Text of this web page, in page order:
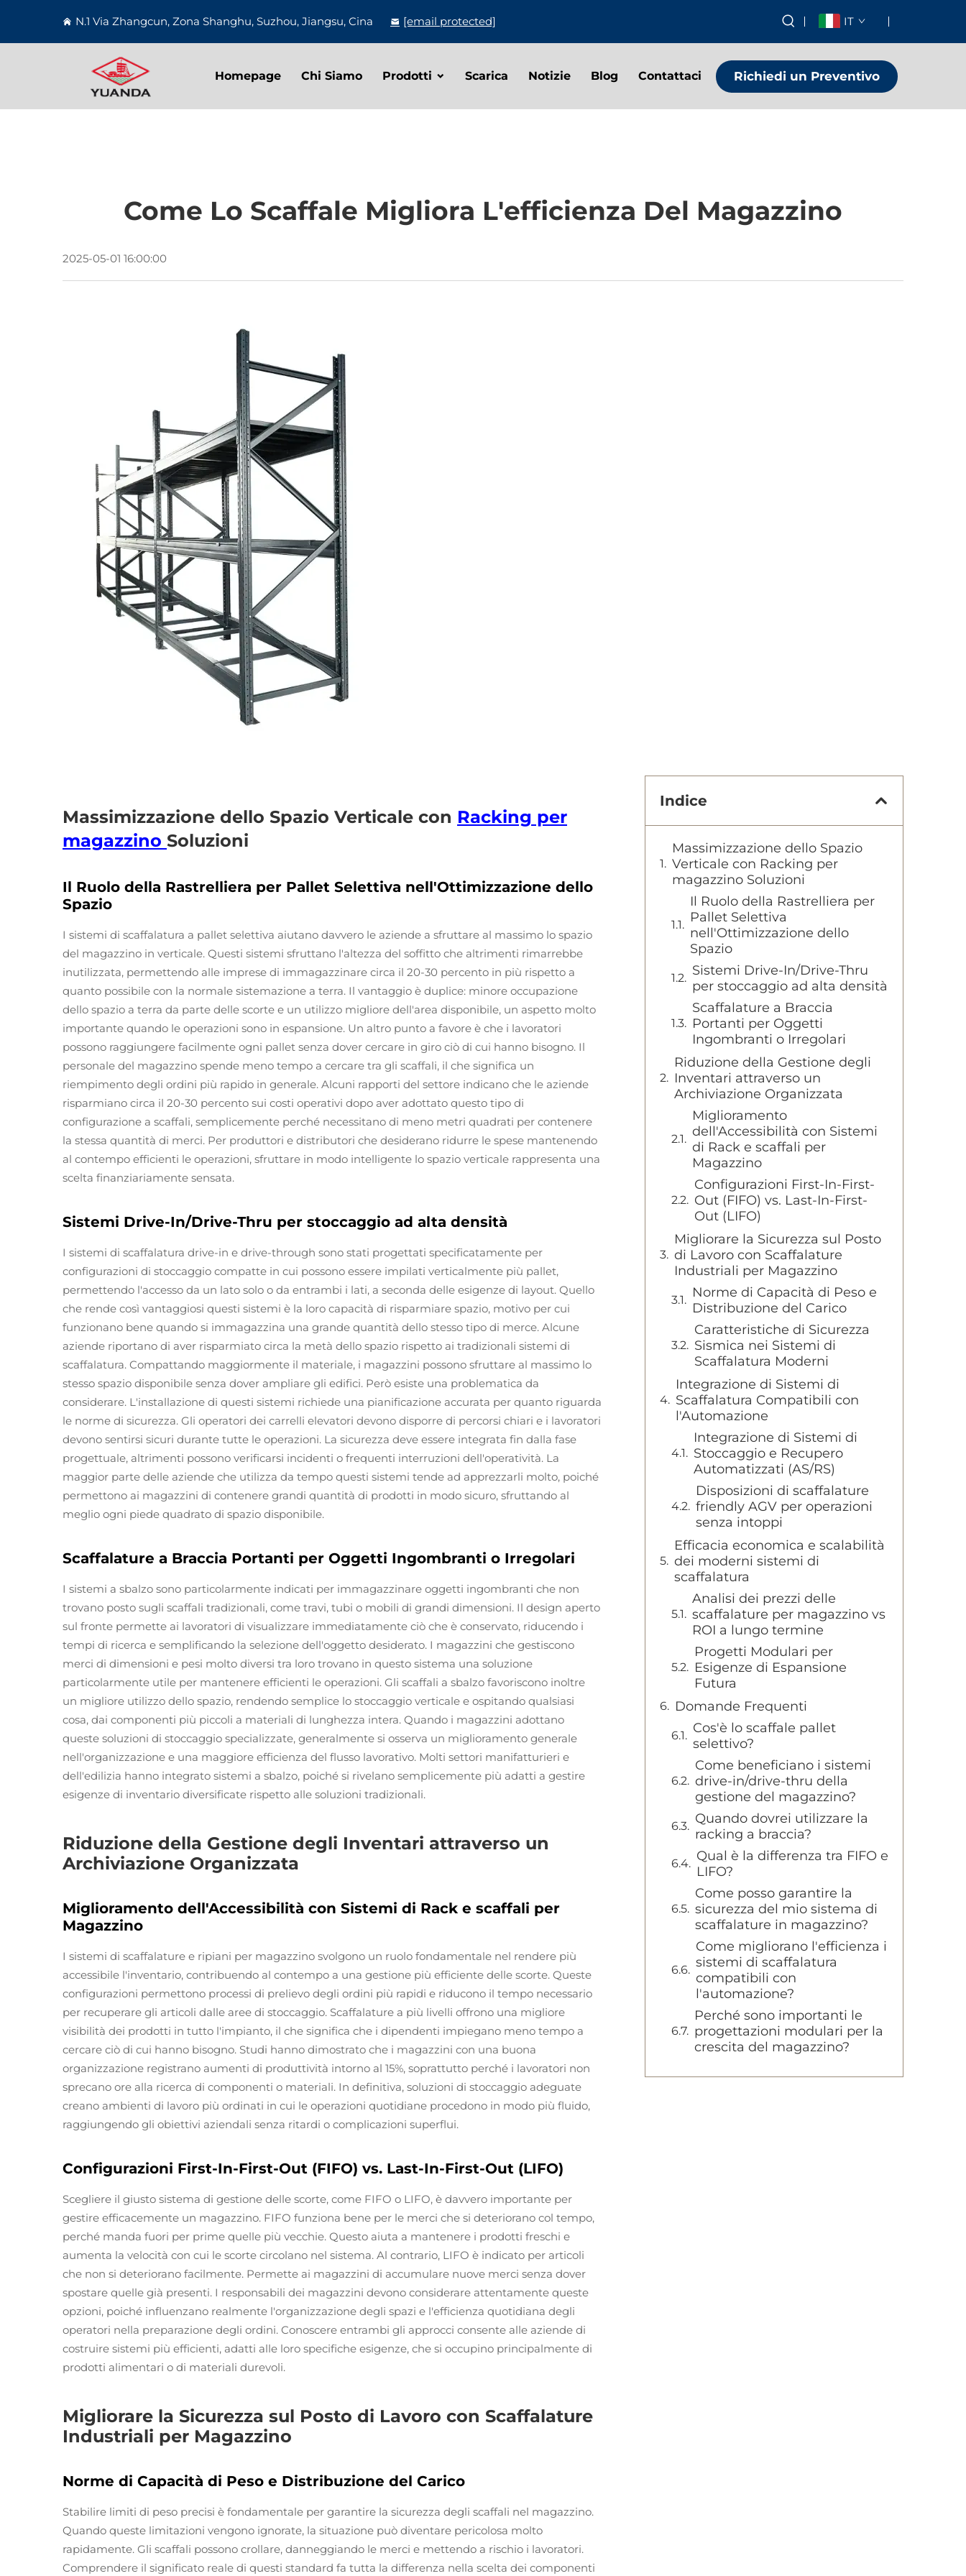
N.1 Via Zhangcun, Zona Shanghu, Suzhou, Jiangsu, Cina [email protected] IT
Homepage Chi Siamo Prodotti Scarica Notizie Blog Contattaci Richiedi un Preventivo
Come Lo Scaffale Migliora L'efficienza Del Magazzino
2025-05-01 16:00:00
Massimizzazione dello Spazio Verticale con Racking per
magazzino Soluzioni
Il Ruolo della Rastrelliera per Pallet Selettiva nell'Ottimizzazione dello
Spazio
I sistemi di scaffalatura a pallet selettiva aiutano davvero le aziende a sfruttare al massimo lo spazio
del magazzino in verticale. Questi sistemi sfruttano l'altezza del soffitto che altrimenti rimarrebbe
inutilizzata, permettendo alle imprese di immagazzinare circa il 20-30 percento in più rispetto a
quanto possibile con la normale sistemazione a terra. Il vantaggio è duplice: minore occupazione
dello spazio a terra da parte delle scorte e un utilizzo migliore dell'area disponibile, un aspetto molto
importante quando le operazioni sono in espansione. Un altro punto a favore è che i lavoratori
possono raggiungere facilmente ogni pallet senza dover cercare in giro ciò di cui hanno bisogno. Il
personale del magazzino spende meno tempo a cercare tra gli scaffali, il che significa un
riempimento degli ordini più rapido in generale. Alcuni rapporti del settore indicano che le aziende
risparmiano circa il 20-30 percento sui costi operativi dopo aver adottato questo tipo di
configurazione a scaffali, semplicemente perché necessitano di meno metri quadrati per contenere
la stessa quantità di merci. Per produttori e distributori che desiderano ridurre le spese mantenendo
al contempo efficienti le operazioni, sfruttare in modo intelligente lo spazio verticale rappresenta una
scelta finanziariamente sensata.
Sistemi Drive-In/Drive-Thru per stoccaggio ad alta densità
I sistemi di scaffalatura drive-in e drive-through sono stati progettati specificatamente per
configurazioni di stoccaggio compatte in cui possono essere impilati verticalmente più pallet,
permettendo l'accesso da un lato solo o da entrambi i lati, a seconda delle esigenze di layout. Quello
che rende così vantaggiosi questi sistemi è la loro capacità di risparmiare spazio, motivo per cui
funzionano bene quando si immagazzina una grande quantità dello stesso tipo di merce. Alcune
aziende riportano di aver risparmiato circa la metà dello spazio rispetto ai tradizionali sistemi di
scaffalatura. Compattando maggiormente il materiale, i magazzini possono sfruttare al massimo lo
stesso spazio disponibile senza dover ampliare gli edifici. Però esiste una problematica da
considerare. L'installazione di questi sistemi richiede una pianificazione accurata per quanto riguarda
le norme di sicurezza. Gli operatori dei carrelli elevatori devono disporre di percorsi chiari e i lavoratori
devono sentirsi sicuri durante tutte le operazioni. La sicurezza deve essere integrata fin dalla fase
progettuale, altrimenti possono verificarsi incidenti o frequenti interruzioni dell'operatività. La
maggior parte delle aziende che utilizza da tempo questi sistemi tende ad apprezzarli molto, poiché
permettono ai magazzini di contenere grandi quantità di prodotti in modo sicuro, sfruttando al
meglio ogni piede quadrato di spazio disponibile.
Scaffalature a Braccia Portanti per Oggetti Ingombranti o Irregolari
I sistemi a sbalzo sono particolarmente indicati per immagazzinare oggetti ingombranti che non
trovano posto sugli scaffali tradizionali, come travi, tubi o mobili di grandi dimensioni. Il design aperto
sul fronte permette ai lavoratori di visualizzare immediatamente ciò che è conservato, riducendo i
tempi di ricerca e semplificando la selezione dell'oggetto desiderato. I magazzini che gestiscono
merci di dimensioni e pesi molto diversi tra loro trovano in questo sistema una soluzione
particolarmente utile per mantenere efficienti le operazioni. Gli scaffali a sbalzo favoriscono inoltre
un migliore utilizzo dello spazio, rendendo semplice lo stoccaggio verticale e ospitando qualsiasi
cosa, dai componenti più piccoli a materiali di lunghezza intera. Quando i magazzini adottano
queste soluzioni di stoccaggio specializzate, generalmente si osserva un miglioramento generale
nell'organizzazione e una maggiore efficienza del flusso lavorativo. Molti settori manifatturieri e
dell'edilizia hanno integrato sistemi a sbalzo, poiché si rivelano semplicemente più adatti a gestire
esigenze di inventario diversificate rispetto alle soluzioni tradizionali.
Riduzione della Gestione degli Inventari attraverso un
Archiviazione Organizzata
Miglioramento dell'Accessibilità con Sistemi di Rack e scaffali per
Magazzino
I sistemi di scaffalature e ripiani per magazzino svolgono un ruolo fondamentale nel rendere più
accessibile l'inventario, contribuendo al contempo a una gestione più efficiente delle scorte. Queste
configurazioni permettono processi di prelievo degli ordini più rapidi e riducono il tempo necessario
per recuperare gli articoli dalle aree di stoccaggio. Scaffalature a più livelli offrono una migliore
visibilità dei prodotti in tutto l'impianto, il che significa che i dipendenti impiegano meno tempo a
cercare ciò di cui hanno bisogno. Studi hanno dimostrato che i magazzini con una buona
organizzazione registrano aumenti di produttività intorno al 15%, soprattutto perché i lavoratori non
sprecano ore alla ricerca di componenti o materiali. In definitiva, soluzioni di stoccaggio adeguate
creano ambienti di lavoro più ordinati in cui le operazioni quotidiane procedono in modo più fluido,
raggiungendo gli obiettivi aziendali senza ritardi o complicazioni superflui.
Configurazioni First-In-First-Out (FIFO) vs. Last-In-First-Out (LIFO)
Scegliere il giusto sistema di gestione delle scorte, come FIFO o LIFO, è davvero importante per
gestire efficacemente un magazzino. FIFO funziona bene per le merci che si deteriorano col tempo,
perché manda fuori per prime quelle più vecchie. Questo aiuta a mantenere i prodotti freschi e
aumenta la velocità con cui le scorte circolano nel sistema. Al contrario, LIFO è indicato per articoli
che non si deteriorano facilmente. Permette ai magazzini di accumulare nuove merci senza dover
spostare quelle già presenti. I responsabili dei magazzini devono considerare attentamente queste
opzioni, poiché influenzano realmente l'organizzazione degli spazi e l'efficienza quotidiana degli
operatori nella preparazione degli ordini. Conoscere entrambi gli approcci consente alle aziende di
costruire sistemi più efficienti, adatti alle loro specifiche esigenze, che si occupino principalmente di
prodotti alimentari o di materiali durevoli.
Migliorare la Sicurezza sul Posto di Lavoro con Scaffalature
Industriali per Magazzino
Norme di Capacità di Peso e Distribuzione del Carico
Stabilire limiti di peso precisi è fondamentale per garantire la sicurezza degli scaffali nel magazzino.
Quando queste limitazioni vengono ignorate, la situazione può diventare pericolosa molto
rapidamente. Gli scaffali possono crollare, danneggiando le merci e mettendo a rischio i lavoratori.
Comprendere il significato reale di questi standard fa tutta la differenza nella scelta dei componenti
Indice
Massimizzazione dello Spazio
Verticale con Racking per
magazzino Soluzioni
Il Ruolo della Rastrelliera per
Pallet Selettiva
nell'Ottimizzazione dello
Spazio
Sistemi Drive-In/Drive-Thru
per stoccaggio ad alta densità
Scaffalature a Braccia
Portanti per Oggetti
Ingombranti o Irregolari
Riduzione della Gestione degli
Inventari attraverso un
Archiviazione Organizzata
Miglioramento
dell'Accessibilità con Sistemi
di Rack e scaffali per
Magazzino
Configurazioni First-In-First-
Out (FIFO) vs. Last-In-First-
Out (LIFO)
Migliorare la Sicurezza sul Posto
di Lavoro con Scaffalature
Industriali per Magazzino
Norme di Capacità di Peso e
Distribuzione del Carico
Caratteristiche di Sicurezza
Sismica nei Sistemi di
Scaffalatura Moderni
Integrazione di Sistemi di
Scaffalatura Compatibili con
l'Automazione
Integrazione di Sistemi di
Stoccaggio e Recupero
Automatizzati (AS/RS)
Disposizioni di scaffalature
friendly AGV per operazioni
senza intoppi
Efficacia economica e scalabilità
dei moderni sistemi di
scaffalatura
Analisi dei prezzi delle
scaffalature per magazzino vs
ROI a lungo termine
Progetti Modulari per
Esigenze di Espansione
Futura
Domande Frequenti
Cos'è lo scaffale pallet
selettivo?
Come beneficiano i sistemi
drive-in/drive-thru della
gestione del magazzino?
Quando dovrei utilizzare la
racking a braccia?
Qual è la differenza tra FIFO e
LIFO?
Come posso garantire la
sicurezza del mio sistema di
scaffalature in magazzino?
Come migliorano l'efficienza i
sistemi di scaffalatura
compatibili con
l'automazione?
Perché sono importanti le
progettazioni modulari per la
crescita del magazzino?